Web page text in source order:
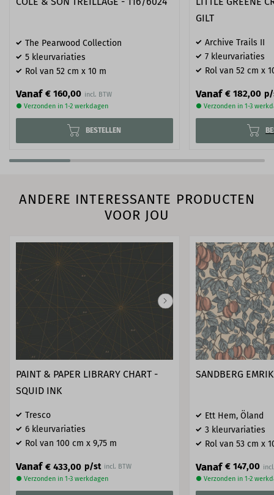
The Pearwood Collection
5 kleurvariaties
Rol van 52 cm x 10 m
Vanaf € 160,00
● Verzonden in 1-2 werkdagen
BESTELLEN
GILT
Archive Trails II
7 kleurvariaties
Rol van 52 cm x
Vanaf € 182,00
● Verzonden in 1-3
ANDERE INTERESSANTE PRODUCTEN
VOOR JOU
PAINT & PAPER LIBRARY CHART -
SQUID INK
Tresco
6 kleurvariaties
Rol van 100 cm x 9,75 m
Vanaf € 433,00 p/st incl. BTW
● Verzonden in 1-3 werkdagen
SANDBERG
Ett Hem, Öland
3 kleurvariaties
Rol van 53 cm x
Vanaf € 147,00
● Verzonden in 1-2